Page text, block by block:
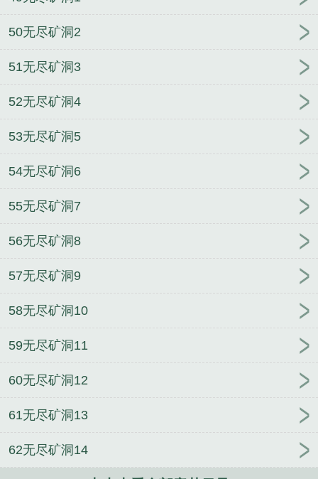
50无尽矿洞2
51无尽矿洞3
52无尽矿洞4
53无尽矿洞5
54无尽矿洞6
55无尽矿洞7
56无尽矿洞8
57无尽矿洞9
58无尽矿洞10
59无尽矿洞11
60无尽矿洞12
61无尽矿洞13
62无尽矿洞14